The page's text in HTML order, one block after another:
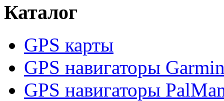
Каталог
GPS карты
GPS навигаторы
GPS навигаторы